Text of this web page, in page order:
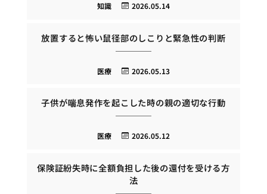
2026.05.14
知識
放置すると怖い鼠径部のしこりと緊急性の判断
2026.05.13
医療
子供が喘息発作を起こした時の親の適切な行動
2026.05.12
医療
保険証紛失時に全額負担した後の還付を受ける方
法